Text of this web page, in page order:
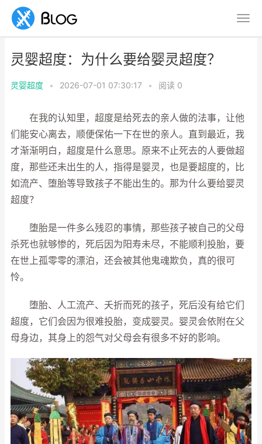
灵婴超度：为什么要给婴灵超度？
灵婴超度 • 2026-07-01 07:30:17 • 阅读 0
在我的认知里，超度是给死去的亲人做的法事，让他
们能安心离去，顺便保佑一下在世的亲人。直到最近，我
才渐渐明白，超度是什么意思。原来不止死去的人要做超
度，那些还未出生的人，指得是婴灵，也是要超度的，比
如流产、堕胎等导致孩子不能出生的。那为什么要给婴灵
超度？
堕胎是一件多么残忍的事情，那些孩子被自己的父母
杀死也就够惨的，死后因为阳寿未尽，不能顺利投胎，要
在世上孤零零的漂泊，还会被其他鬼魂欺负，真的很可
怜。
堕胎、人工流产、夭折而死的孩子，死后没有给它们
超度，它们会因为很难投胎，变成婴灵。婴灵会依附在父
母身边，其身上的怨气对父母会有很多不好的影响。